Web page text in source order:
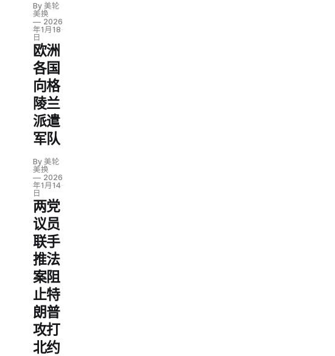
长马克·
吕特
（Mark
Rutte）
举行了
「非常
富有成
效的会
议」，
双方就
格陵兰
问题达
「未来
协议框
架」。
丹麦、
挪威、
瑞典、
法国、
德国、
英国、
荷兰和
芬兰8
个北约
成员国
加征关
税，直
到达成
「完全
彻底购
买格陵
兰岛」
的协
议。关
税将从
2月1日
起从
10%开
始，6
月1日
将升至
25%，
叠加在
现有关
By 美轮
美换
2026
年1月18
日
欧洲
各国
向格
陵兰
派遣
军队
By 美轮
美换
2026
年1月14
日
两党
议员
联手
推法
案阻
止特
朗普
攻打
北约